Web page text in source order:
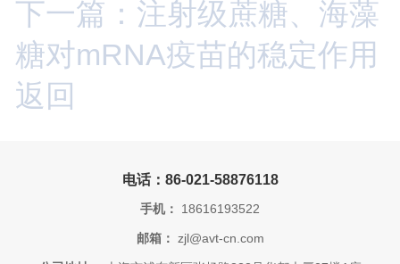
下一篇：注射级蔗糖、海藻
糖对mRNA疫苗的稳定作用
返回
电话：86-021-58876118
手机： 18616193522
邮箱： zjl@avt-cn.com